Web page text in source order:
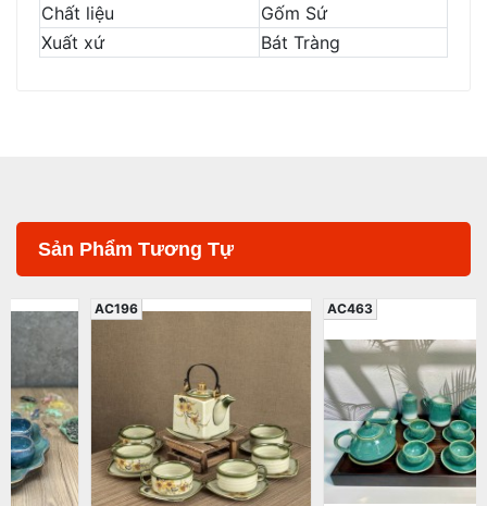
Chất liệu
Gốm Sứ
Xuất xứ
Bát Tràng
Sản Phẩm Tương Tự
AC196 AC463